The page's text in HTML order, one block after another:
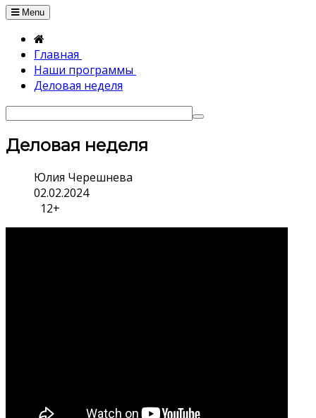
Menu
Главная
Наши программы
Деловая неделя
Деловая неделя
Юлия Черешнева
02.02.2024
12+